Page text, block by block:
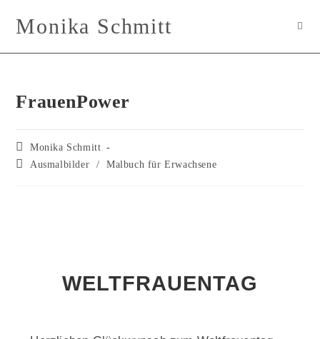
Monika Schmitt
FrauenPower
Monika Schmitt
Ausmalbilder
/ Malbuch für Erwachsene
WELTFRAUENTAG